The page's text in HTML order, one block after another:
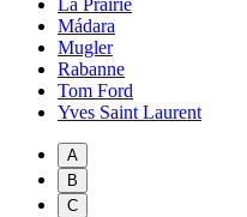
La Prairie
Mádara
Mugler
Rabanne
Tom Ford
Yves Saint Laurent
A
B
C